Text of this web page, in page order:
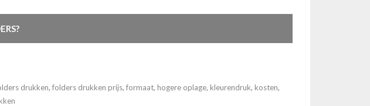
drukken, folders drukken prijs, formaat, hogere oplage, kleurendruk, kosten,